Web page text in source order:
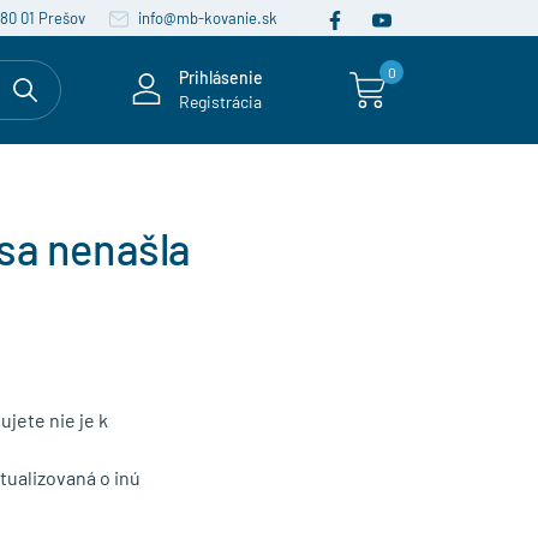
01 Prešov info@mb-kovanie.sk
Prihlásenie
Registrácia
0
nenašla
nie je k
o inú